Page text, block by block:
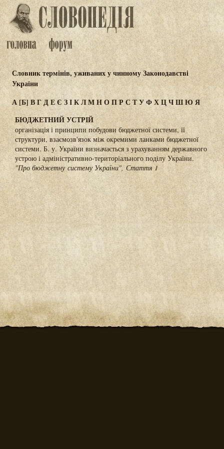
Словник термінів, уживаних у чинному Законодавстві
України
А [Б] ВГДЕЄ ЗІКЛМНОПР С ТУФХЦЧШЮЯ
БЮДЖЕТНИЙ УСТРІЙ
організація і принципи побудови бюджетної системи, її
структури, взаємозв'язок між окремими ланками бюджетної
системи. Б. у. України визначається з урахуванням державного
устрою і адміністративно-територіального поділу України.
"Про бюджетну систему України", Стаття 1